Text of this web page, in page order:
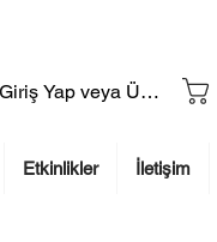
Giriş Yap veya Üye Ol
Etkinlikler İletişim